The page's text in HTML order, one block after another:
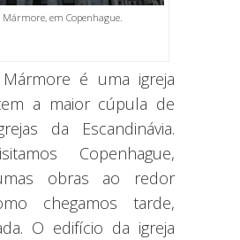
Mármore, em Copenhague.
é uma igreja
a maior cúpula de
da Escandinávia.
Copenhague,
obras ao redor
chegamos tarde,
O edifício da igreja